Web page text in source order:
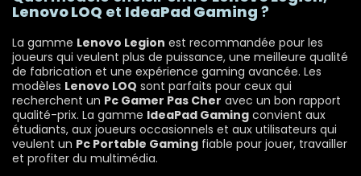
Lenovo LOQ et IdeaPad Gaming ?
La gamme Lenovo Legion est recommandée pour les
joueurs qui veulent plus de puissance, une meilleure qualité
de fabrication et une expérience gaming avancée. Les
modèles Lenovo LOQ sont parfaits pour ceux qui
recherchent un Pc Gamer Pas Cher avec un bon rapport
qualité-prix. La gamme IdeaPad Gaming convient aux
étudiants, aux joueurs occasionnels et aux utilisateurs qui
veulent un Pc Portable Gaming fiable pour jouer, travailler
et profiter du multimédia.